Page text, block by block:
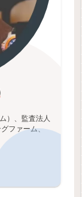
）、監査法人
ファーム、